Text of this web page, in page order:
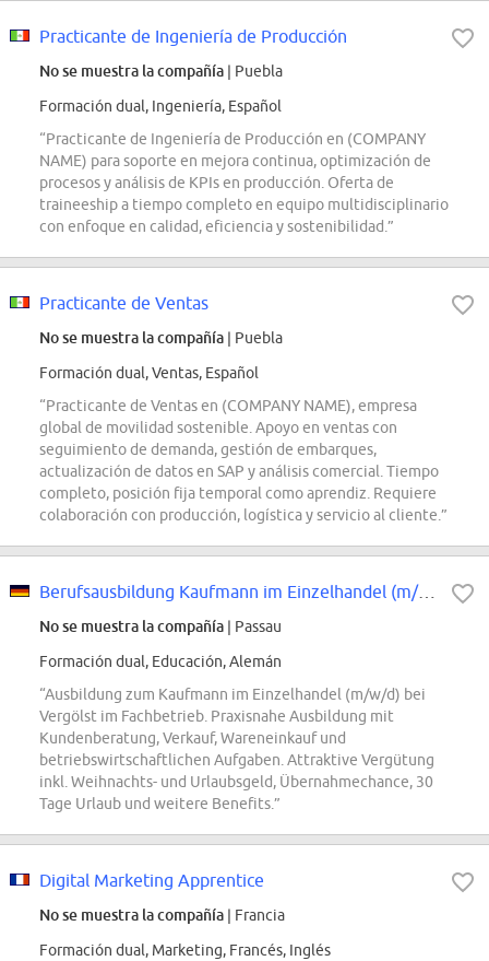
Practicante de Ingeniería de Producción
No se muestra la compañía | Puebla
Formación dual, Ingeniería, Español
“Practicante de Ingeniería de Producción en (COMPANY
NAME) para soporte en mejora continua, optimización de
procesos y análisis de KPIs en producción. Oferta de
traineeship a tiempo completo en equipo multidisciplinario
con enfoque en calidad, eficiencia y sostenibilidad.”
Practicante de Ventas
No se muestra la compañía | Puebla
Formación dual, Ventas, Español
“Practicante de Ventas en (COMPANY NAME), empresa
global de movilidad sostenible. Apoyo en ventas con
seguimiento de demanda, gestión de embarques,
actualización de datos en SAP y análisis comercial. Tiempo
completo, posición fija temporal como aprendiz. Requiere
colaboración con producción, logística y servicio al cliente.”
Berufsausbildung Kaufmann im Einzelhandel (m/w/d), bei Vergölst im Fachbetrieb
No se muestra la compañía | Passau
Formación dual, Educación, Alemán
“Ausbildung zum Kaufmann im Einzelhandel (m/w/d) bei
Vergölst im Fachbetrieb. Praxisnahe Ausbildung mit
Kundenberatung, Verkauf, Wareneinkauf und
betriebswirtschaftlichen Aufgaben. Attraktive Vergütung
inkl. Weihnachts- und Urlaubsgeld, Übernahmechance, 30
Tage Urlaub und weitere Benefits.”
Digital Marketing Apprentice
No se muestra la compañía | Francia
Formación dual, Marketing, Francés, Inglés